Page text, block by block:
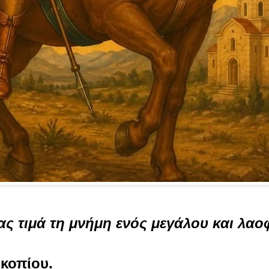
τιμά τη μνήμη ενός μεγάλου και